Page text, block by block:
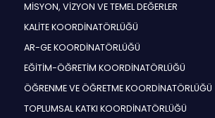
MİSYON, VİZYON VE TEMEL DEĞERLER
KALİTE KOORDİNATÖRLÜĞÜ
AR-GE KOORDİNATÖRLÜĞÜ
EĞİTİM-ÖĞRETİM KOORDİNATÖRLÜĞÜ
ÖĞRENME VE ÖĞRETME KOORDİNATÖRLÜĞÜ
TOPLUMSAL KATKI KOORDİNATÖRLÜĞÜ